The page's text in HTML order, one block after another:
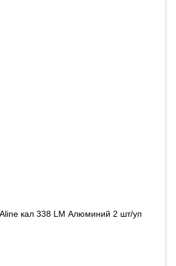
кал 338 LM Алюминий 2 шт/уп